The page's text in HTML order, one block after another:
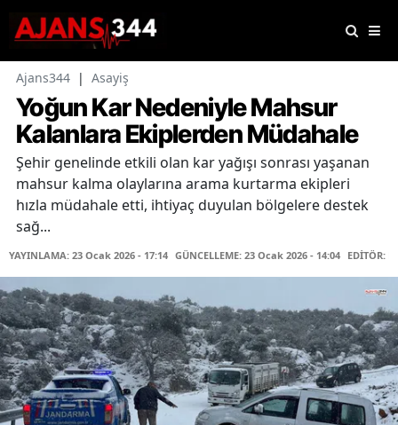
Ajans344 | Asayiş
Yoğun Kar Nedeniyle Mahsur
Kalanlara Ekiplerden Müdahale
Şehir genelinde etkili olan kar yağışı sonrası yaşanan
mahsur kalma olaylarına arama kurtarma ekipleri
hızla müdahale etti, ihtiyaç duyulan bölgelere destek
sağ...
YAYINLAMA: 23 Ocak 2026 - 17:14 GÜNCELLEME: 23 Ocak 2026 - 14:04 EDİTÖR: